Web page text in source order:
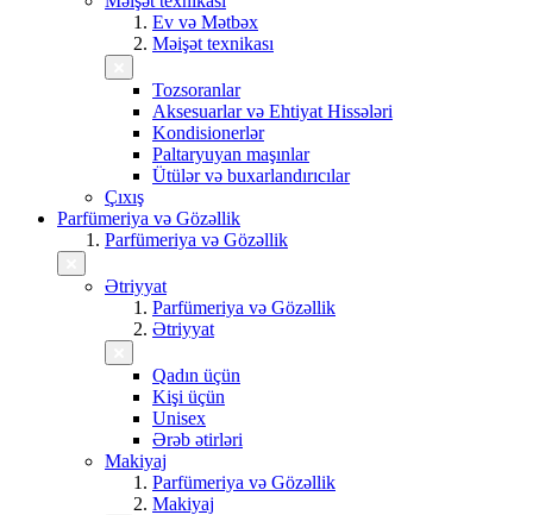
Ev və Mətbəx
Məişət texnikası
Tozsoranlar
Aksesuarlar və Ehtiyat Hissələri
Kondisionerlər
Paltaryuyan maşınlar
Ütülər və buxarlandırıcılar
Çıxış
Parfümeriya və Gözəllik
Parfümeriya və Gözəllik
Ətriyyat
Parfümeriya və Gözəllik
Ətriyyat
Qadın üçün
Kişi üçün
Unisex
Ərəb ətirləri
Makiyaj
Parfümeriya və Gözəllik
Makiyaj